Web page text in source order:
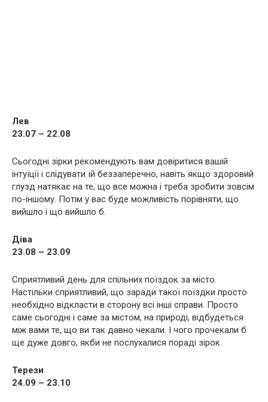
Лев
23.07 – 22.08
Сьогодні зірки рекомендують вам довіритися вашій
інтуїції і слідувати їй беззаперечно, навіть якщо здоровий
глузд натякає на те, що все можна і треба зробити зовсім
по-іншому. Потім у вас буде можливість порівняти, що
вийшло і що вийшло б.
Діва
23.08 – 23.09
Сприятливий день для спільних поїздок за місто.
Настільки сприятливий, що заради такої поїздки просто
необхідно відкласти в сторону всі інші справи. Просто
саме сьогодні і саме за містом, на природі, відбудеться
між вами те, що ви так давно чекали. І чого прочекали б
ще дуже довго, якби не послухалися пораді зірок.
Терези
24.09 – 23.10